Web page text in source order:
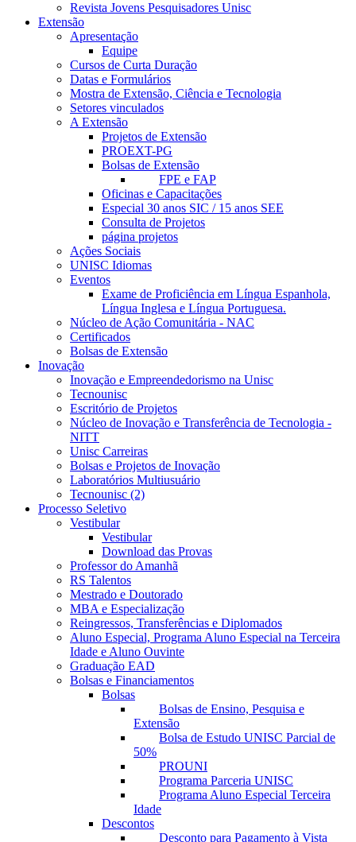
Revista Jovens Pesquisadores Unisc
Extensão
Apresentação
Equipe
Cursos de Curta Duração
Datas e Formulários
Mostra de Extensão, Ciência e Tecnologia
Setores vinculados
A Extensão
Projetos de Extensão
PROEXT-PG
Bolsas de Extensão
FPE e FAP
Oficinas e Capacitações
Especial 30 anos SIC / 15 anos SEE
Consulta de Projetos
página projetos
Ações Sociais
UNISC Idiomas
Eventos
Exame de Proficiência em Língua Espanhola,
Língua Inglesa e Língua Portuguesa.
Núcleo de Ação Comunitária - NAC
Certificados
Bolsas de Extensão
Inovação
Inovação e Empreendedorismo na Unisc
Tecnounisc
Escritório de Projetos
Núcleo de Inovação e Transferência de Tecnologia -
NITT
Unisc Carreiras
Bolsas e Projetos de Inovação
Laboratórios Multiusuário
Tecnounisc (2)
Processo Seletivo
Vestibular
Vestibular
Download das Provas
Professor do Amanhã
RS Talentos
Mestrado e Doutorado
MBA e Especialização
Reingressos, Transferências e Diplomados
Aluno Especial, Programa Aluno Especial na Terceira
Idade e Aluno Ouvinte
Graduação EAD
Bolsas e Financiamentos
Bolsas
Bolsas de Ensino, Pesquisa e
Extensão
Bolsa de Estudo UNISC Parcial de
50%
PROUNI
Programa Parceria UNISC
Programa Aluno Especial Terceira
Idade
Descontos
Desconto para Pagamento à Vista